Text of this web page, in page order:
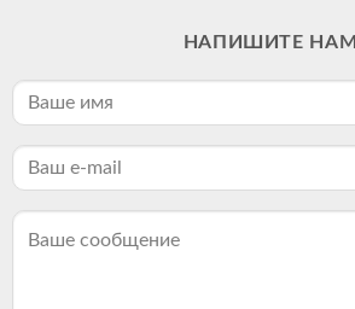
НАПИШИТЕ НАМ